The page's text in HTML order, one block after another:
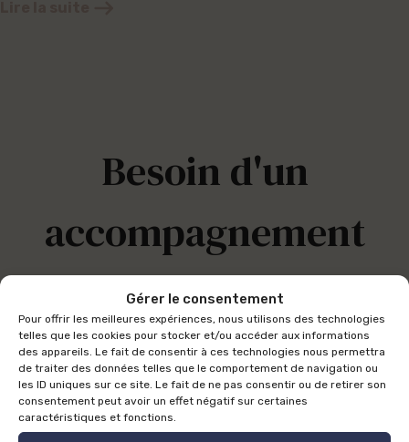
Gérer le consentement
Pour offrir les meilleures expériences, nous utilisons des technologies
telles que les cookies pour stocker et/ou accéder aux informations
des appareils. Le fait de consentir à ces technologies nous permettra
de traiter des données telles que le comportement de navigation ou
les ID uniques sur ce site. Le fait de ne pas consentir ou de retirer son
consentement peut avoir un effet négatif sur certaines
caractéristiques et fonctions.
Besoin d'un
accompagnement
juridique sur
mesure ?